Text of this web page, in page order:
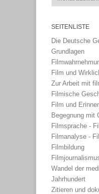
SEITENLISTE
Die Deutsche
Grundlagen
Film und
Zur Arbeit mit
Filmische
Film und
Begegnung mit
Filmsprache -
Filmanalyse -
Filmbildung
Wandel der
Jahrhundert
Zitieren und